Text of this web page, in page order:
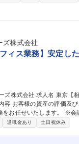
めなどに携わることが出
方が多くいます。 ■中途
す。 募集職種 ※ポテンシャル採用※【Glo
推進】
ズ株式会社
ィス業務】安定し
務:バックオフィス業
お任せいたします。 ※会
お客様、銀行担当者、提
：相続財産を法令に則り
退職金あり 土日祝休み